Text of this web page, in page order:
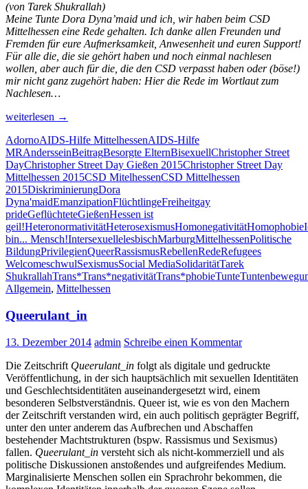
(von Tarek Shukrallah)
Meine Tunte Dora Dyna’maid und ich, wir haben beim CSD
Mittelhessen eine Rede gehalten. Ich danke allen Freunden und
Fremden für eure Aufmerksamkeit, Anwesenheit und euren Support!
Für alle die, die sie gehört haben und noch einmal nachlesen
wollen, aber auch für die, die den CSD verpasst haben oder (böse!)
mir nicht ganz zugehört haben: Hier die Rede im Wortlaut zum
Nachlesen…
Rede:
Kampf
um
Befreiung
heißt
Emanzipation
weiterlesen →
AdornoAIDS-Hilfe MittelhessenAIDS-Hilfe
MRAndersseinBeitragBesorgte ElternBisexuellChristopher Street
DayChristopher Street Day Gießen 2015Christopher Street Day
Mittelhessen 2015CSD MitelhessenCSD Mittelhessen
2015DiskriminierungDora
Dyna'maidEmanzipationFlüchtlingeFreiheitgay
prideGeflüchteteGießenHessen ist
geil!HeteronormativitätHeterosexismusHomonegativitätHomophobie
bin... Mensch!IntersexuellelesbischMarburgMittelhessenPolitische
BildungPrivilegienQueerRassismusRebellenRedeRefugees
WelcomeschwulSexismusSocial MediaSolidaritätTarek
ShukrallahTrans*Trans*negativitätTrans*phobieTunte
Allgemein, Mittelhessen
Queerulant_in
13. Dezember 2014 admin Schreibe einen Kommentar
Die Zeitschrift Queerulant_in folgt als digitale und gedruckte
Veröffentlichung, in der sich hauptsächlich mit sexuellen Identitäten
und Geschlechtsidentitäten auseinandergesetzt wird, einem
besonderen Selbstverständnis. Queer ist, wie es von den Machern
der Zeitschrift verstanden wird, ein auch politisch geprägter Begriff,
unter den unter anderem das Aufbrechen und Abschaffen
bestehender Machtstrukturen (bspw. Rassismus und Sexismus)
fallen. Queerulant_in versteht sich als nicht-kommerziell und als
politische Diskussionen anstoßendes und aufgreifendes Medium.
Marginalisierte Menschen sollen ein Sprachrohr bekommen, die